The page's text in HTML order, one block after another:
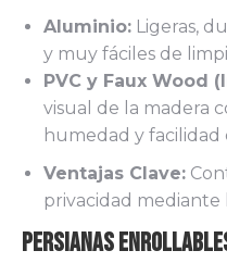
Aluminio: Ligeras,
y muy fáciles de
PVC y Faux Wood
visual de la madera
humedad y facilidad
Ventajas Clave:
privacidad mediante
Persianas